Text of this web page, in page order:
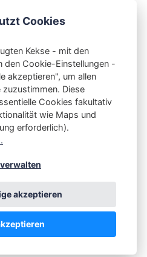
Blog Network (iOSBN)
❤️ & Publii CMS
Cookies
Kekse - mit den
den Cookie-Einstellungen -
akzeptieren", um allen
Diese
Cookies fakultativ
wie Maps und
erforderlich).
akzeptieren